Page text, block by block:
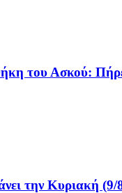
του Ασκού:
την Κυριακή (9/